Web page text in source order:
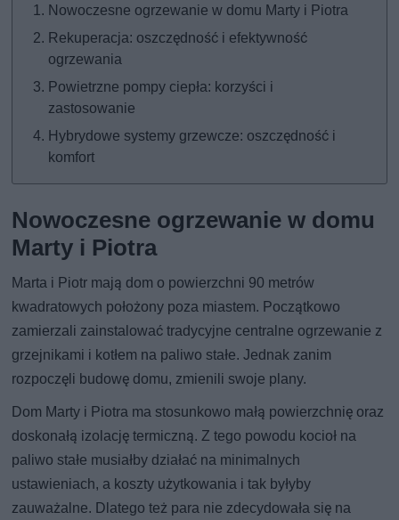
Nowoczesne ogrzewanie w domu Marty i Piotra
Rekuperacja: oszczędność i efektywność
ogrzewania
Powietrzne pompy ciepła: korzyści i
zastosowanie
Hybrydowe systemy grzewcze: oszczędność i
komfort
Nowoczesne ogrzewanie w domu
Marty i Piotra
Marta i Piotr mają dom o powierzchni 90 metrów
kwadratowych położony poza miastem. Początkowo
zamierzali zainstalować tradycyjne centralne ogrzewanie z
grzejnikami i kotłem na paliwo stałe. Jednak zanim
rozpoczęli budowę domu, zmienili swoje plany.
Dom Marty i Piotra ma stosunkowo małą powierzchnię oraz
doskonałą izolację termiczną. Z tego powodu kocioł na
paliwo stałe musiałby działać na minimalnych
ustawieniach, a koszty użytkowania i tak byłyby
zauważalne. Dlatego też para nie zdecydowała się na